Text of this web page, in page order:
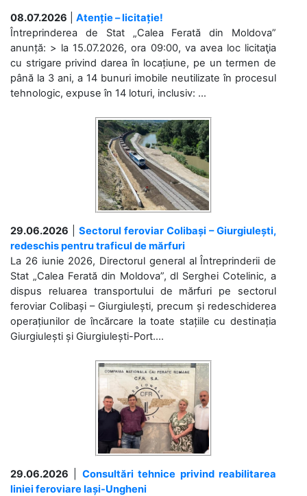
08.07.2026
Atenție – licitație!
Întreprinderea de Stat „Calea Ferată din Moldova”
anunță: > la 15.07.2026, ora 09:00, va avea loc licitaţia
cu strigare privind darea în locațiune, pe un termen de
până la 3 ani, a 14 bunuri imobile neutilizate în procesul
tehnologic, expuse în 14 loturi, inclusiv: ...
29.06.2026
Sectorul feroviar Colibași – Giurgiulești,
redeschis pentru traficul de mărfuri
La 26 iunie 2026, Directorul general al Întreprinderii de
Stat „Calea Ferată din Moldova”, dl Serghei Cotelinic, a
dispus reluarea transportului de mărfuri pe sectorul
feroviar Colibași – Giurgiulești, precum și redeschiderea
operațiunilor de încărcare la toate stațiile cu destinația
Giurgiulești și Giurgiulești-Port....
29.06.2026
Consultări tehnice privind reabilitarea
liniei feroviare Iași-Ungheni